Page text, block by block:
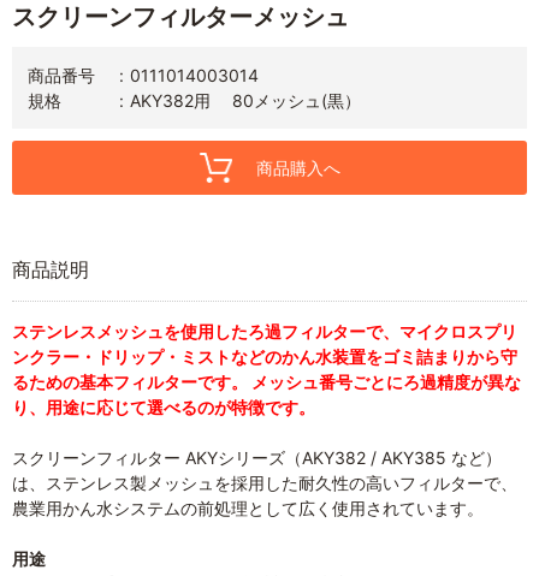
スクリーンフィルターメッシュ
商品番号
0111014003014
規格
AKY382用 80メッシュ(黒）
商品購入へ
商品説明
ステンレスメッシュを使用したろ過フィルターで、マイクロスプリ
ンクラー・ドリップ・ミストなどのかん水装置をゴミ詰まりから守
るための基本フィルターです。 メッシュ番号ごとにろ過精度が異な
り、用途に応じて選べるのが特徴です。
スクリーンフィルター AKYシリーズ（AKY382 / AKY385 など）
は、ステンレス製メッシュを採用した耐久性の高いフィルターで、
農業用かん水システムの前処理として広く使用されています。
用途